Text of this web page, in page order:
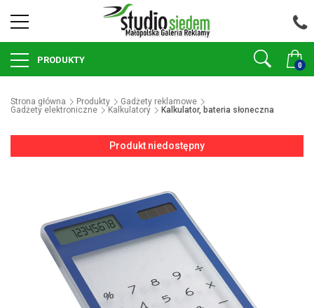
0
PRODUKTY
Strona główna Produkty
Gadżety reklamowe
Gadżety elektroniczne
Kalkulatory Kalkulator, bateria słoneczna
Produkt niedostępny